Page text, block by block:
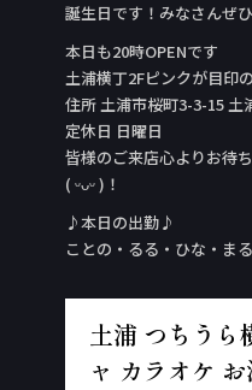
誕生日です！みなさんぜ
本日も20時OPENです
土浦横丁2Fピンクが目印
住所 土浦市桜町3-3-15 土
定休日 日曜日
皆様のご来店心よりお待
( ᵕᴗᵕ )！
♪本日の出勤♪
ことの・るる・ひな・ま
土浦 つちう
ャ カラオケ お